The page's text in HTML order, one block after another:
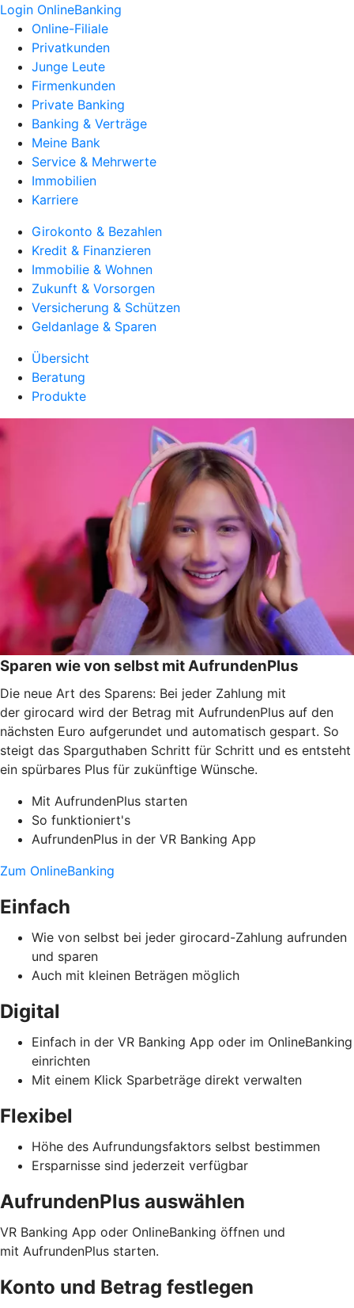
Login OnlineBanking
Online-Filiale
Privatkunden
Junge Leute
Firmenkunden
Private Banking
Banking & Verträge
Meine Bank
Service & Mehrwerte
Immobilien
Karriere
Girokonto & Bezahlen
Kredit & Finanzieren
Immobilie & Wohnen
Zukunft & Vorsorgen
Versicherung & Schützen
Geldanlage & Sparen
Übersicht
Beratung
Produkte
Sparen wie von selbst mit AufrundenPlus
Die neue Art des Sparens: Bei jeder Zahlung mit
der girocard wird der Betrag mit AufrundenPlus auf den
nächsten Euro aufgerundet und automatisch gespart. So
steigt das Sparguthaben Schritt für Schritt und es entsteht
ein spürbares Plus für zukünftige Wünsche.
Mit AufrundenPlus starten
So funktioniert's
AufrundenPlus in der VR Banking App
Zum OnlineBanking
Einfach
Wie von selbst bei jeder girocard-Zahlung aufrunden
und sparen
Auch mit kleinen Beträgen möglich
Digital
Einfach in der VR Banking App oder im OnlineBanking
einrichten
Mit einem Klick Sparbeträge direkt verwalten
Flexibel
Höhe des Aufrundungsfaktors selbst bestimmen
Ersparnisse sind jederzeit verfügbar
AufrundenPlus auswählen
VR Banking App oder OnlineBanking öffnen und
mit AufrundenPlus starten.
Konto und Betrag festlegen